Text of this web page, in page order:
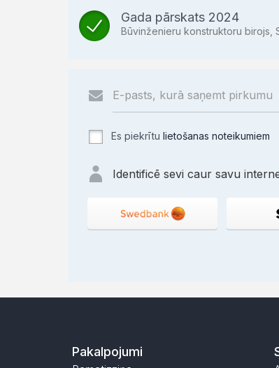
Gada pārskats 2024
Būvinženieru konstruktoru birojs,
Es piekrītu lietošanas noteikumiem
Identificē sevi caur savu
Pakalpojumi